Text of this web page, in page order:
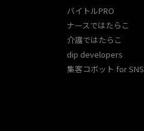
バイトルPRO
ナースではたらこ
介護ではたらこ
dip developers
集客コボット for